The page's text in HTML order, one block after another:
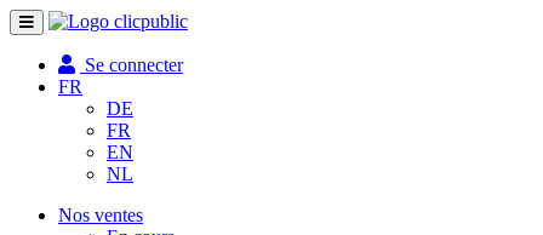
Toggle
navigation
Se connecter
FR
DE
FR
EN
NL
Nos ventes